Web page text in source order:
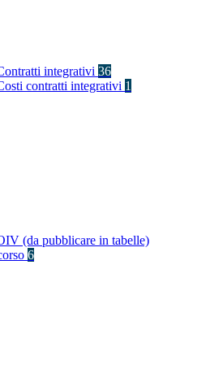
integrativi 36
contratti integrativi 1
(da pubblicare in tabelle)
6